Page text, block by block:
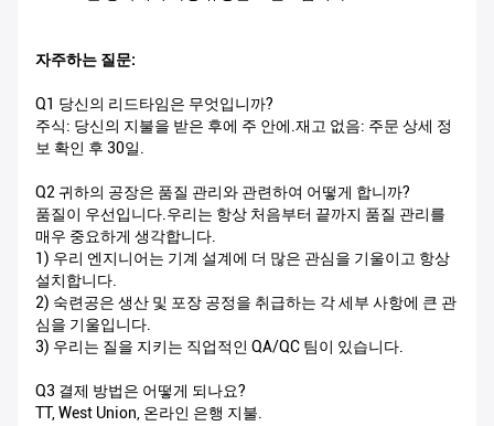
자주하는 질문:
Q1 당신의 리드타임은 무엇입니까?
주식: 당신의 지불을 받은 후에 주 안에.재고 없음: 주문 상세 정
보 확인 후 30일.
Q2 귀하의 공장은 품질 관리와 관련하여 어떻게 합니까?
품질이 우선입니다.우리는 항상 처음부터 끝까지 품질 관리를
매우 중요하게 생각합니다.
1) 우리 엔지니어는 기계 설계에 더 많은 관심을 기울이고 항상
설치합니다.
2) 숙련공은 생산 및 포장 공정을 취급하는 각 세부 사항에 큰 관
심을 기울입니다.
3) 우리는 질을 지키는 직업적인 QA/QC 팀이 있습니다.
Q3 결제 방법은 어떻게 되나요?
TT, West Union, 온라인 은행 지불.